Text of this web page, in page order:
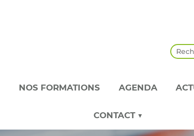
NOS FORMATIONS AGENDA
CONTACT ▼